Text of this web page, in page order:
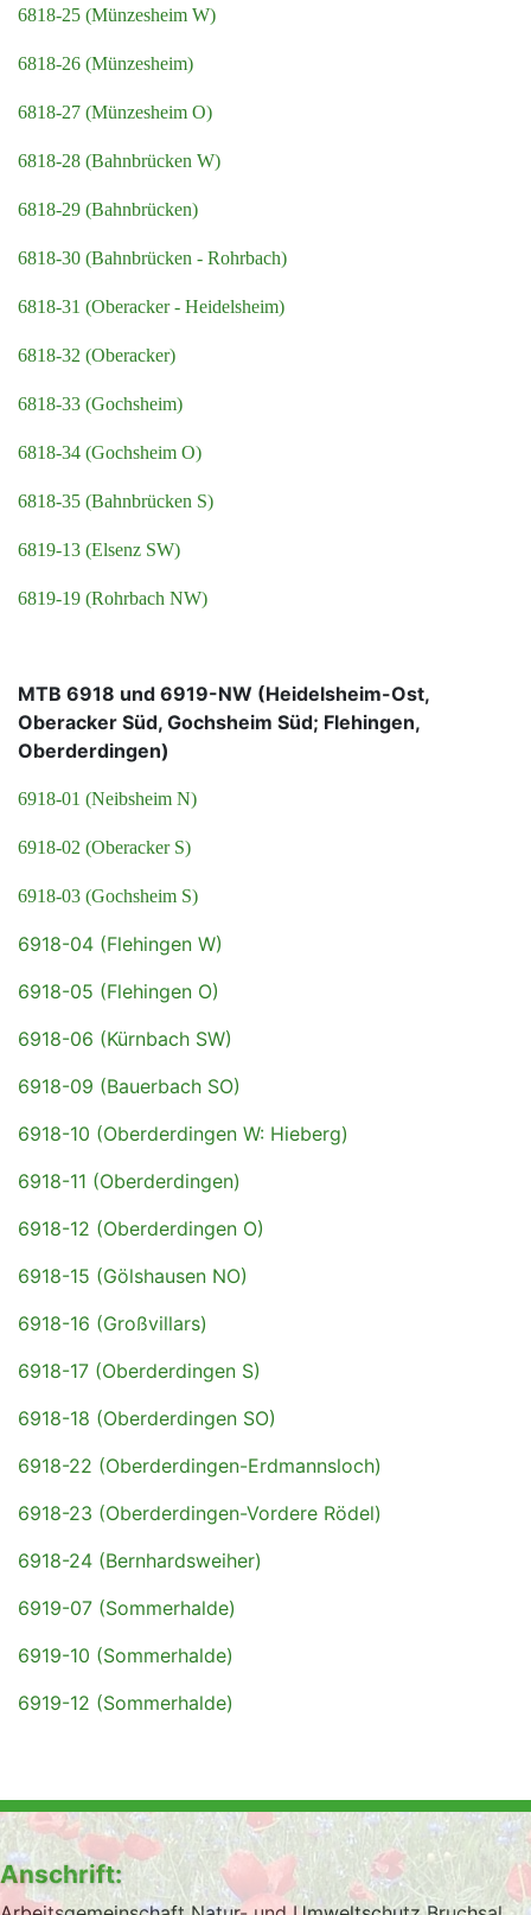
6818-25 (Münzesheim W)
6818-26 (Münzesheim)
6818-27 (Münzesheim O)
6818-28 (Bahnbrücken W)
6818-29 (Bahnbrücken)
6818-30 (Bahnbrücken - Rohrbach)
6818-31 (Oberacker - Heidelsheim)
6818-32 (Oberacker)
6818-33 (Gochsheim)
6818-34 (Gochsheim O)
6818-35 (Bahnbrücken S)
6819-13 (Elsenz SW)
6819-19 (Rohrbach NW)
MTB 6918 und 6919-NW (Heidelsheim-Ost,
Oberacker Süd, Gochsheim Süd; Flehingen,
Oberderdingen)
6918-01 (Neibsheim N)
6918-02 (Oberacker S)
6918-03 (Gochsheim S)
6918-04 (Flehingen W)
6918-05 (Flehingen O)
6918-06 (Kürnbach SW)
6918-09 (Bauerbach SO)
6918-10 (Oberderdingen W: Hieberg)
6918-11 (Oberderdingen)
6918-12 (Oberderdingen O)
6918-15 (Gölshausen NO)
6918-16 (Großvillars)
6918-17 (Oberderdingen S)
6918-18 (Oberderdingen SO)
6918-22 (Oberderdingen-Erdmannsloch)
6918-23 (Oberderdingen-Vordere Rödel)
6918-24 (Bernhardsweiher)
6919-07 (Sommerhalde)
6919-10 (Sommerhalde)
6919-12 (Sommerhalde)
Anschrift: